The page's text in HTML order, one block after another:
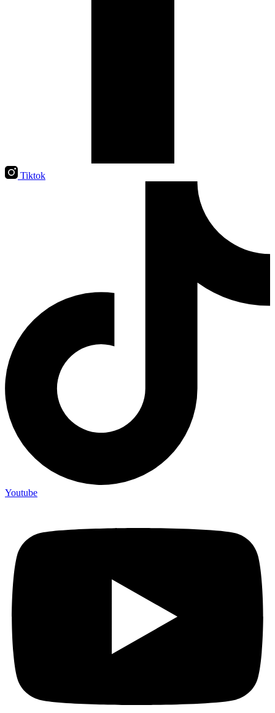
Tiktok
Youtube